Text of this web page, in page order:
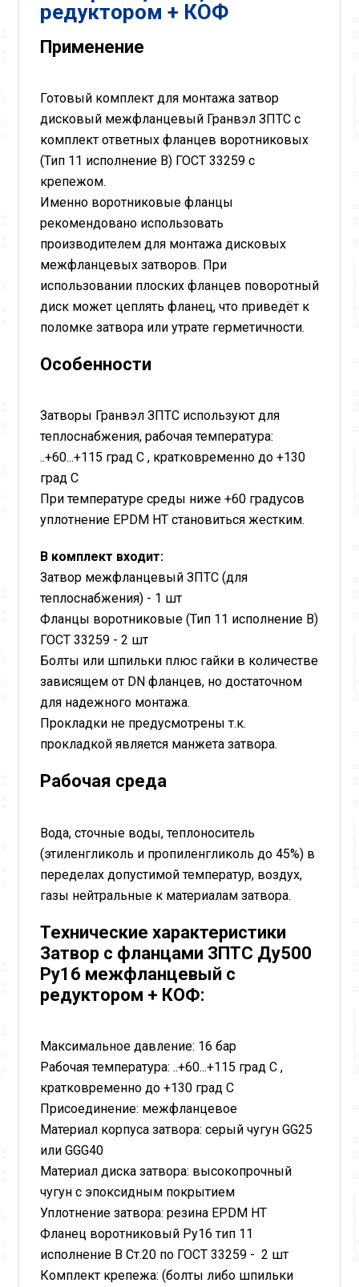
редуктором + КОФ
Применение
Готовый комплект для монтажа затвор
дисковый межфланцевый Гранвэл ЗПТС с
комплект ответных фланцев воротниковых
(Тип 11 исполнение В) ГОСТ 33259 с
крепежом.
Именно воротниковые фланцы
рекомендовано использовать
производителем для монтажа дисковых
межфланцевых затворов. При
использовании плоских фланцев поворотный
диск может цеплять фланец, что приведёт к
поломке затвора или утрате герметичности.
Особенности
Затворы Гранвэл ЗПТС используют для
теплоснабжения, рабочая температура:
..+60...+115 град С , кратковременно до +130
град С
При температуре среды ниже +60 градусов
уплотнение EPDM HT становиться жестким.
В комплект входит:
Затвор межфланцевый ЗПТС (для
теплоснабжения) - 1 шт
Фланцы воротниковые (Тип 11 исполнение В)
ГОСТ 33259 - 2 шт
Болты или шпильки плюс гайки в количестве
зависящем от DN фланцев, но достаточном
для надежного монтажа.
Прокладки не предусмотрены т.к.
прокладкой является манжета затвора.
Рабочая среда
Вода, сточные воды, теплоноситель
(этиленгликоль и пропиленгликоль до 45%) в
переделах допустимой температур, воздух,
газы нейтральные к материалам затвора.
Технические характеристики
Затвор с фланцами ЗПТС Ду500
Ру16 межфланцевый с
редуктором + КОФ:
Максимальное давление: 16 бар
Рабочая температура: ..+60...+115 град С ,
кратковременно до +130 град С
Присоединение: межфланцевое
Материал корпуса затвора: серый чугун GG25
или GGG40
Материал диска затвора: высокопрочный
чугун с эпоксидным покрытием
Уплотнение затвора: резина EPDM HT
Фланец воротниковый Ру16 тип 11
исполнение В Ст.20 по ГОСТ 33259 - 2 шт
Комплект крепежа: (болты либо шпильки